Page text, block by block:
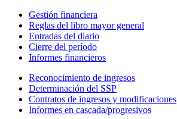
Gestión financiera
Reglas del libro mayor general
Entradas del diario
Cierre del período
Informes financieros
Reconocimiento de ingresos
Determinación del SSP
Contratos de ingresos y modificaciones
Informes en cascada/progresivos